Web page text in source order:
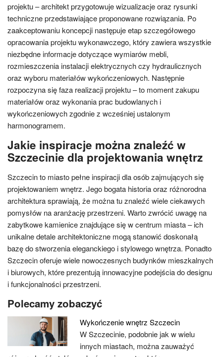
projektu – architekt przygotowuje wizualizacje oraz rysunki
techniczne przedstawiające proponowane rozwiązania. Po
zaakceptowaniu koncepcji następuje etap szczegółowego
opracowania projektu wykonawczego, który zawiera wszystkie
niezbędne informacje dotyczące wymiarów mebli,
rozmieszczenia instalacji elektrycznych czy hydraulicznych
oraz wyboru materiałów wykończeniowych. Następnie
rozpoczyna się faza realizacji projektu – to moment zakupu
materiałów oraz wykonania prac budowlanych i
wykończeniowych zgodnie z wcześniej ustalonym
harmonogramem.
Jakie inspiracje można znaleźć w
Szczecinie dla projektowania wnętrz
Szczecin to miasto pełne inspiracji dla osób zajmujących się
projektowaniem wnętrz. Jego bogata historia oraz różnorodna
architektura sprawiają, że można tu znaleźć wiele ciekawych
pomysłów na aranżację przestrzeni. Warto zwrócić uwagę na
zabytkowe kamienice znajdujące się w centrum miasta – ich
unikalne detale architektoniczne mogą stanowić doskonałą
bazę do stworzenia eleganckiego i stylowego wnętrza. Ponadto
Szczecin oferuje wiele nowoczesnych budynków mieszkalnych
i biurowych, które prezentują innowacyjne podejścia do designu
i funkcjonalności przestrzeni.
Polecamy zobaczyć
Wykończenie wnętrz Szczecin
W Szczecinie, podobnie jak w wielu
innych miastach, można zauważyć